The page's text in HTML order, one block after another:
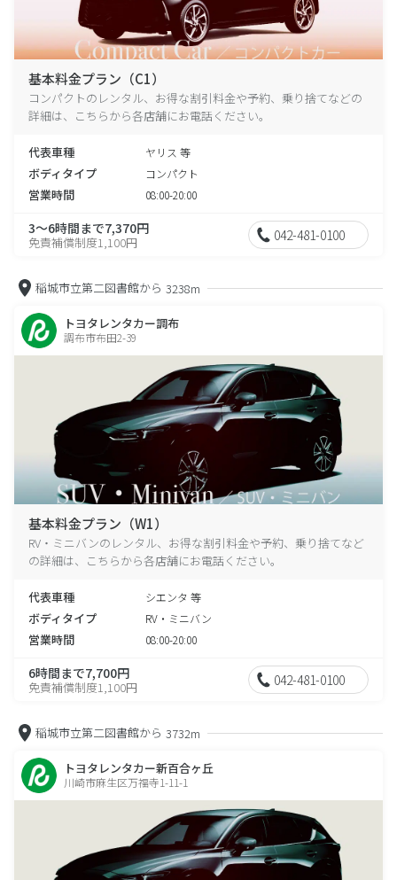
基本料金プラン（C1）
コンパクトのレンタル、お得な割引料金や予約、乗り捨てなどの
詳細は、こちらから各店舗にお電話ください。
代表車種 ヤリス 等
ボディタイプ コンパクト
営業時間 08:00-20:00
3～6時間まで7,370円
免責補償制度1,100円 042-481-0100
稲城市立第二図書館から 3238m
トヨタレンタカー調布
調布市布田2-39
基本料金プラン（W1）
RV・ミニバンのレンタル、お得な割引料金や予約、乗り捨てなど
の詳細は、こちらから各店舗にお電話ください。
代表車種 シエンタ 等
ボディタイプ RV・ミニバン
営業時間 08:00-20:00
6時間まで7,700円
免責補償制度1,100円 042-481-0100
稲城市立第二図書館から 3732m
トヨタレンタカー新百合ヶ丘
川崎市麻生区万福寺1-11-1